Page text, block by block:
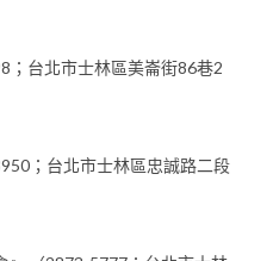
台北市士林區美崙街86巷2
；台北市士林區忠誠路二段